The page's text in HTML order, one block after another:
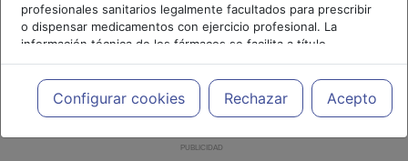
profesionales sanitarios legalmente facultados para prescribir
o dispensar medicamentos con ejercicio profesional. La
información técnica de los fármacos se facilita a título
meramente informativo, siendo responsabilidad de los
profesionales facultados prescribir medicamentos y decidir, en
cada caso concreto, el tratamiento más adecuado a las
necesidades del paciente.
Configurar cookies Rechazar Acepto
PUBLICIDAD